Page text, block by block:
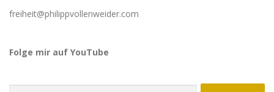
freiheit@philippvollenweider.com
Folge mir auf YouTube